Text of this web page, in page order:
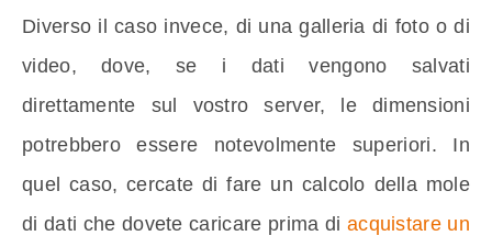
Diverso il caso invece, di una galleria di foto o di
video, dove, se i dati vengono salvati
direttamente sul vostro server, le dimensioni
potrebbero essere notevolmente superiori. In
quel caso, cercate di fare un calcolo della mole
di dati che dovete caricare prima di acquistare un